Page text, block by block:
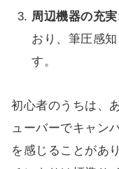
周辺機器の充
おり、筆圧感
す。
初心者のうちは、
ューバーでキャン
を感じることがあ